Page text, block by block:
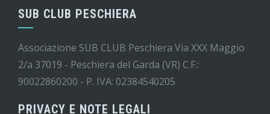
SUB CLUB PESCHIERA
Associazione SUB CLUB Peschiera Via XXX Maggio
2/a 37019 - Peschiera del Garda (VR) C.F.:
90022860200 - P. IVA: 02384540205
PRIVACY E NOTE LEGALI